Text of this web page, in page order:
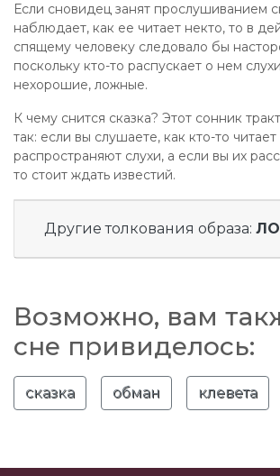
Если сновидец занят прослушиванием
наблюдает, как ее читает некто, то в
спящему человеку следовало бы
поскольку кто-то распускает о нем
нехорошие, ложные.
К чему снится сказка? Этот сонник
так: если вы слушаете, как кто-то читает
распространяют слухи, а если вы их
то стоит ждать известий.
Другие толкования образа:
Возможно, вам
сне привиделось:
сказка обман клевета